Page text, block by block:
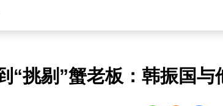
“挑剔”蟹老板：韩振国与